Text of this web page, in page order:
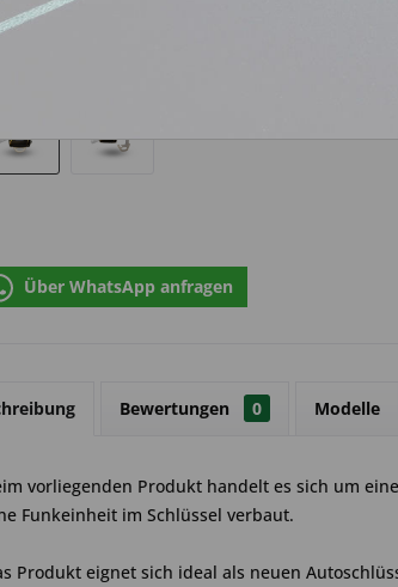
Über WhatsApp anfragen
Bewertungen 0 Modelle
vorliegenden Produkt handelt es sich um
Funkeinheit im Schlüssel verbaut.
Produkt eignet sich ideal als neuen